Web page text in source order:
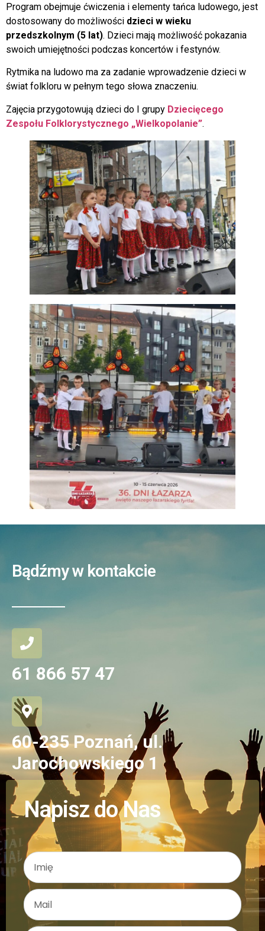
Program obejmuje ćwiczenia i elementy tańca ludowego, jest
dostosowany do możliwości dzieci w wieku
przedszkolnym (5 lat). Dzieci mają możliwość pokazania
swoich umiejętności podczas koncertów i festynów.
Rytmika na ludowo ma za zadanie wprowadzenie dzieci w
świat folkloru w pełnym tego słowa znaczeniu.
Zajęcia przygotowują dzieci do I grupy Dziecięcego
Zespołu Folklorystycznego „Wielkopolanie”.
Bądźmy w kontakcie
61 866 57 47
60-235 Poznań, ul.
Jarochowskiego 1
Napisz do Nas